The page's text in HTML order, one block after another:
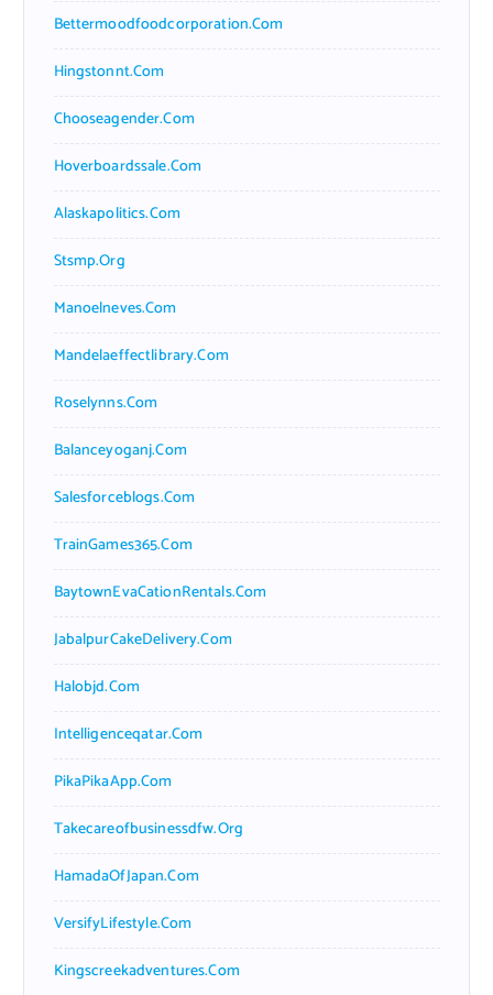
Bettermoodfoodcorporation.com
Hingstonnt.com
Chooseagender.com
Hoverboardssale.com
Alaskapolitics.com
Stsmp.org
Manoelneves.com
Mandelaeffectlibrary.com
Roselynns.com
Balanceyoganj.com
Salesforceblogs.com
TrainGames365.com
BaytownEvaCationRentals.com
JabalpurCakeDelivery.com
Halobjd.com
Intelligenceqatar.com
PikaPikaApp.com
Takecareofbusinessdfw.org
HamadaOfJapan.com
VersifyLifestyle.com
Kingscreekadventures.com